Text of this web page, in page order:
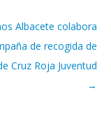
Albacete colabora
de recogida de
Cruz Roja Juventud
→